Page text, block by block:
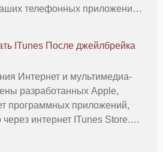
телефонных приложений.
Каждый ра
ITunes После джейлбрейка
Интернет и мультимедиа-
разработанных Apple,
программных приложений,
интернет ITunes Store.